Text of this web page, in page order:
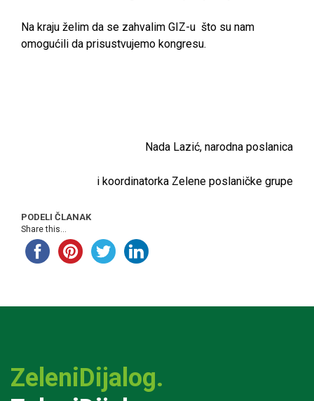
Na kraju želim da se zahvalim GIZ-u što su nam
omogućili da prisustvujemo kongresu.
Nada Lazić, narodna poslanica
i koordinatorka Zelene poslaničke grupe
PODELI ČLANAK
Share this...
ZeleniDijalog.